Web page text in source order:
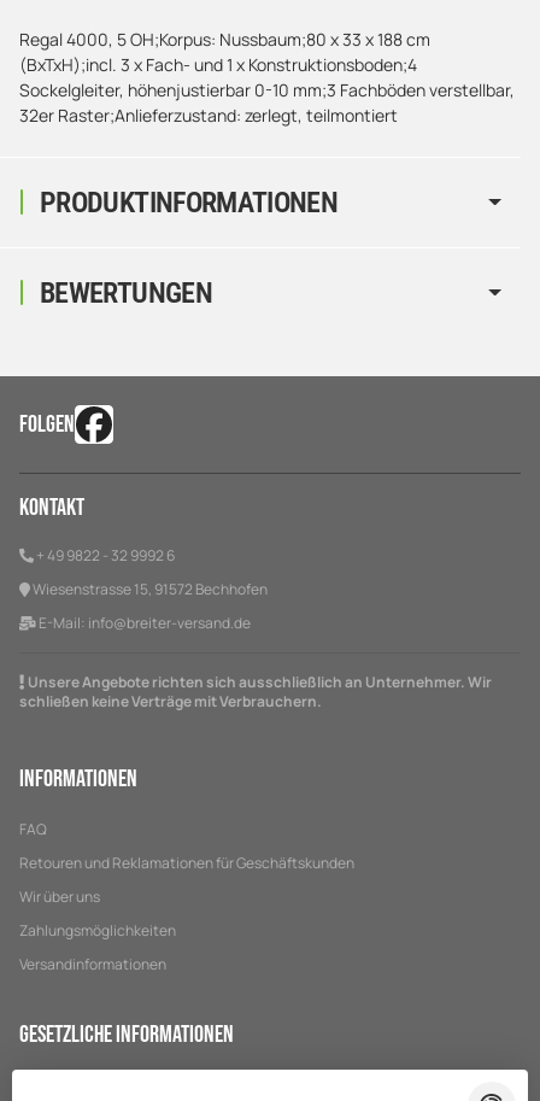
PRODUKTINFORMATIONEN
Regal 4000, 5 OH;Korpus: Nussbaum;80 x 33 x 188 cm
(BxTxH);incl. 3 x Fach- und 1 x Konstruktionsboden;4
Sockelgleiter, höhenjustierbar 0-10 mm;3 Fachböden verstellbar,
32er Raster;Anlieferzustand: zerlegt, teilmontiert
BEWERTUNGEN
FOLGEN
Kontakt
+ 49 9822 - 32 9992 6
Wiesenstrasse 15, 91572 Bechhofen
E-Mail: info@breiter-versand.de
Unsere Angebote richten sich ausschließlich an Unternehmer. Wir
schließen keine Verträge mit Verbrauchern.
Informationen
FAQ
Retouren und Reklamationen für Geschäftskunden
Wir über uns
Zahlungsmöglichkeiten
Versandinformationen
Gesetzliche Informationen